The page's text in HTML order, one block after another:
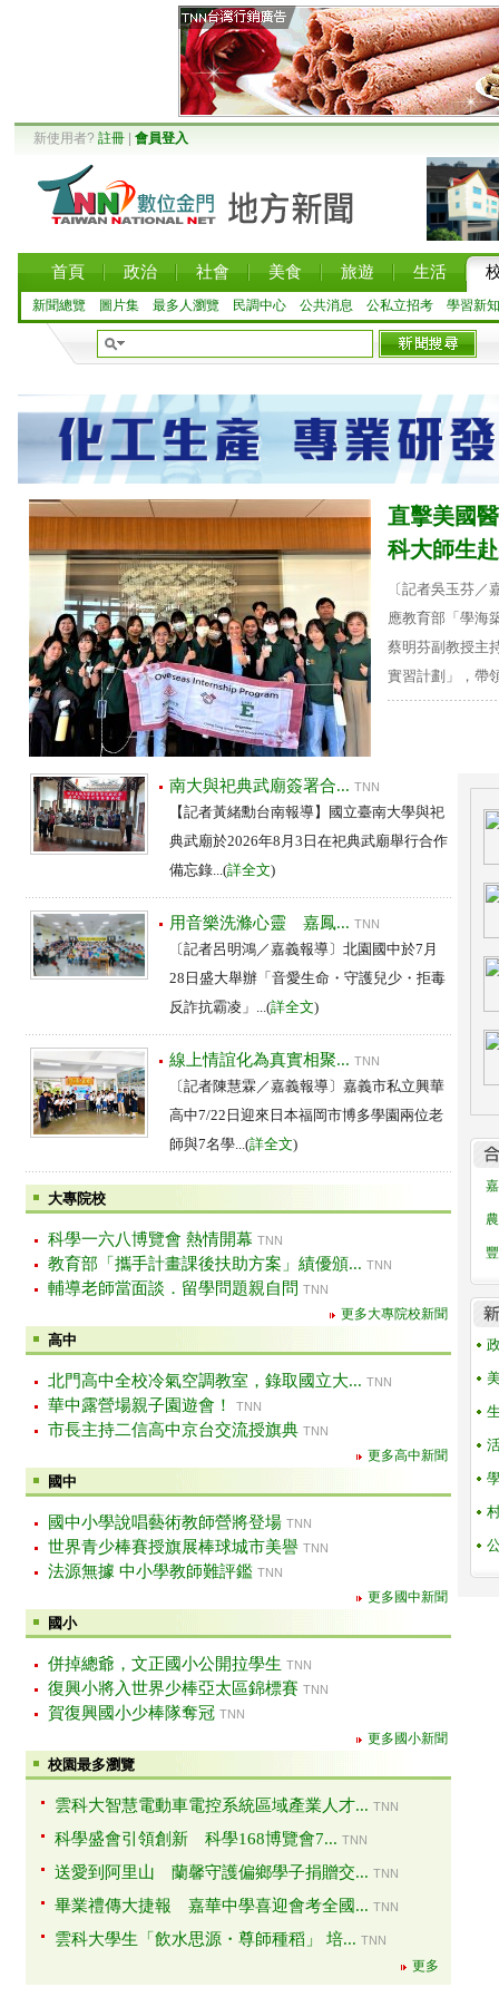
新使用者? 註冊 會員登入
首頁 政治 社會 美食 旅遊 生活
新聞總覽 圖片集 最多人瀏覽 民調中心 公共消息 公私立招考 學習新知
直擊美國
科大師生
〔記者吳玉芬／
應教育部「學海
蔡明芬副教授主
實習計劃」，帶
南大與祀典武廟簽署合... TNN
【記者黃緒勳台南報導】國立臺南大學與祀
典武廟於2026年8月3日在祀典武廟舉行合作
備忘錄...(詳全文)
用音樂洗滌心靈 嘉鳳... TNN
〔記者呂明鴻／嘉義報導〕北園國中於7月
28日盛大舉辦「音愛生命・守護兒少・拒毒
反詐抗霸凌」...(詳全文)
線上情誼化為真實相聚... TNN
〔記者陳慧霖／嘉義報導〕嘉義市私立興華
高中7/22日迎來日本福岡市博多學園兩位老
師與7名學...(詳全文)
大專院校
科學一六八博覽會 熱情開幕 TNN
教育部「攜手計畫課後扶助方案」績優頒... TNN
輔導老師當面談．留學問題親自問 TNN
更多大專院校新聞
高中
北門高中全校冷氣空調教室，錄取國立大... TNN
華中露營場親子園遊會！ TNN
市長主持二信高中京台交流授旗典 TNN
更多高中新聞
國中
國中小學說唱藝術教師營將登場 TNN
世界青少棒賽授旗展棒球城市美譽 TNN
法源無據 中小學教師難評鑑 TNN
更多國中新聞
國小
併掉總爺，文正國小公開拉學生 TNN
復興小將入世界少棒亞太區錦標賽 TNN
賀復興國小少棒隊奪冠 TNN
更多國小新聞
校園最多瀏覽
雲科大智慧電動車電控系統區域產業人才... TNN
科學盛會引領創新 科學168博覽會7... TNN
送愛到阿里山 蘭馨守護偏鄉學子捐贈交... TNN
畢業禮傳大捷報 嘉華中學喜迎會考全國... TNN
雲科大學生「飲水思源・尊師種稻」 培... TNN
更多